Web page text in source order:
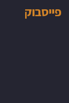
פייסבוק